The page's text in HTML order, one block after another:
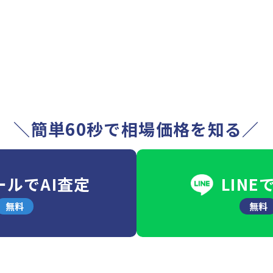
＼簡単60秒で相場価格を知る／
ルでAI査定
無料
LINE
無料